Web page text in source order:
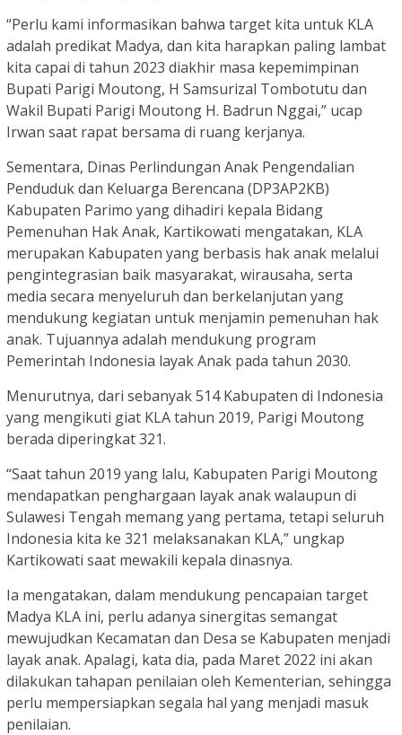
“Perlu kami informasikan bahwa target kita untuk KLA
adalah predikat Madya, dan kita harapkan paling lambat
kita capai di tahun 2023 diakhir masa kepemimpinan
Bupati Parigi Moutong, H Samsurizal Tombotutu dan
Wakil Bupati Parigi Moutong H. Badrun Nggai,” ucap
Irwan saat rapat bersama di ruang kerjanya.
Sementara, Dinas Perlindungan Anak Pengendalian
Penduduk dan Keluarga Berencana (DP3AP2KB)
Kabupaten Parimo yang dihadiri kepala Bidang
Pemenuhan Hak Anak, Kartikowati mengatakan, KLA
merupakan Kabupaten yang berbasis hak anak melalui
pengintegrasian baik masyarakat, wirausaha, serta
media secara menyeluruh dan berkelanjutan yang
mendukung kegiatan untuk menjamin pemenuhan hak
anak. Tujuannya adalah mendukung program
Pemerintah Indonesia layak Anak pada tahun 2030.
Menurutnya, dari sebanyak 514 Kabupaten di Indonesia
yang mengikuti giat KLA tahun 2019, Parigi Moutong
berada diperingkat 321.
“Saat tahun 2019 yang lalu, Kabupaten Parigi Moutong
mendapatkan penghargaan layak anak walaupun di
Sulawesi Tengah memang yang pertama, tetapi seluruh
Indonesia kita ke 321 melaksanakan KLA,” ungkap
Kartikowati saat mewakili kepala dinasnya.
Ia mengatakan, dalam mendukung pencapaian target
Madya KLA ini, perlu adanya sinergitas semangat
mewujudkan Kecamatan dan Desa se Kabupaten menjadi
layak anak. Apalagi, kata dia, pada Maret 2022 ini akan
dilakukan tahapan penilaian oleh Kementerian, sehingga
perlu mempersiapkan segala hal yang menjadi masuk
penilaian.